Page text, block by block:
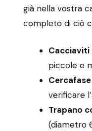
già nella vostra
completo di ciò
Cacciaviti
piccole e
Cercafase
verificare
Trapano
(diametro